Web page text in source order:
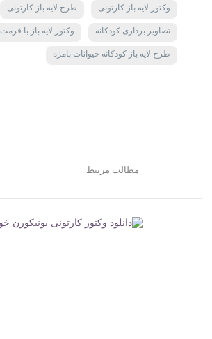
وکتور لایه باز کارتونی طرح لایه باز کارتونی
تصاویر برداری کودکانه وکتور لایه باز با فرمت eps
طرح لایه باز کودکانه حیوانات بامزه
مطالب مرتبط